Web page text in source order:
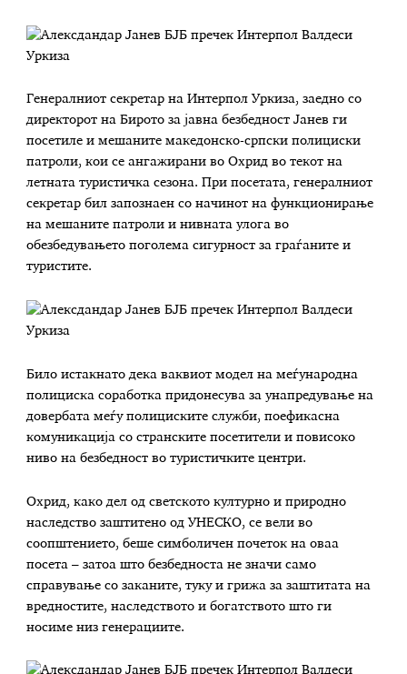
Генералниот секретар на Интерпол Уркиза, заедно со
директорот на Бирото за јавна безбедност Јанев ги
посетиле и мешаните македонско-српски полициски
патроли, кои се ангажирани во Охрид во текот на
летната туристичка сезона. При посетата, генералниот
секретар бил запознаен со начинот на функционирање
на мешаните патроли и нивната улога во
обезбедувањето поголема сигурност за граѓаните и
туристите.
Било истакнато дека ваквиот модел на меѓународна
полициска соработка придонесува за унапредување на
довербата меѓу полициските служби, поефикасна
комуникација со странските посетители и повисоко
ниво на безбедност во туристичките центри.
Охрид, како дел од светското културно и природно
наследство заштитено од УНЕСКО, се вели во
соопштението, беше симболичен почеток на оваа
посета – затоа што безбедноста не значи само
справување со заканите, туку и грижа за заштитата на
вредностите, наследството и богатството што ги
носиме низ генерациите.